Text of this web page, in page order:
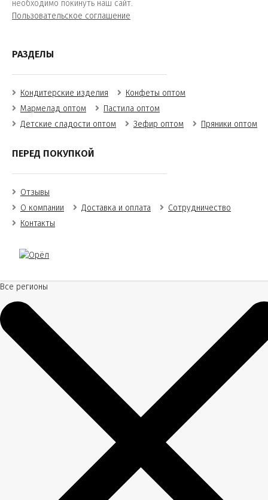
необходимо покинуть наш сайт.
Пользовательское соглашение
РАЗДЕЛЫ
Кондитерские изделия
Конфеты оптом
Мармелад оптом
Пастила оптом
Детские сладости оптом
Зефир оптом Пряники оптом
ПЕРЕД ПОКУПКОЙ
Отзывы
О компании
Доставка и оплата
Сотрудничество
Контакты
Все регионы